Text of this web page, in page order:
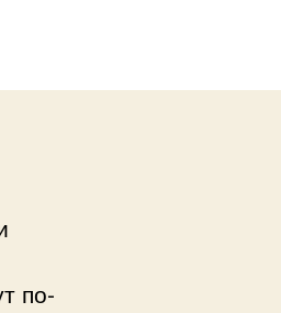
по-